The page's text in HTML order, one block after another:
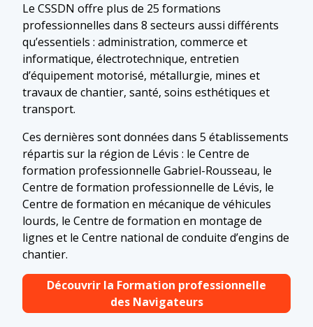
Le CSSDN offre plus de 25 formations
professionnelles dans 8 secteurs aussi différents
qu’essentiels : administration, commerce et
informatique, électrotechnique, entretien
d’équipement motorisé, métallurgie, mines et
travaux de chantier, santé, soins esthétiques et
transport.
Ces dernières sont données dans 5 établissements
répartis sur la région de Lévis : le Centre de
formation professionnelle Gabriel-Rousseau, le
Centre de formation professionnelle de Lévis, le
Centre de formation en mécanique de véhicules
lourds, le Centre de formation en montage de
lignes et le Centre national de conduite d’engins de
chantier.
Découvrir la Formation professionnelle
des Navigateurs